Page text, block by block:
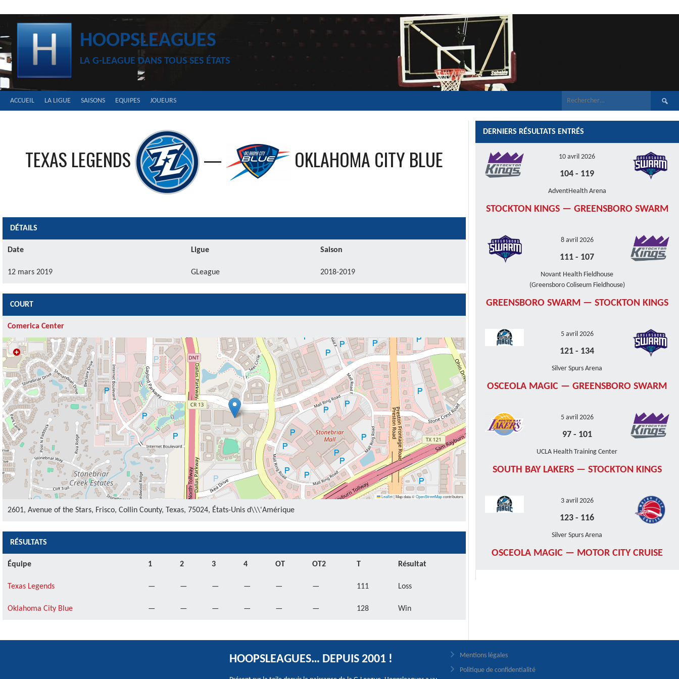
HOOPSLEAGUES
LA G-LEAGUE DANS TOUS SES ÉTATS
ACCUEIL LA LIGUE SAISONS EQUIPES JOUEURS
TEXAS LEGENDS — OKLAHOMA CITY BLUE
DÉTAILS
Date Ligue Saison
12 mars 2019 GLeague 2018-2019
COURT
Comerica Center
Leaflet|Map data ©OpenStreetMapcontributors
2601, Avenue of the Stars, Frisco, Collin County, Texas, 75024, États-Unis d\\\'Amérique
RÉSULTATS
Équipe 1 2 3 4 OT OT2 T Résultat
Texas Legends — — — — — — 111 Loss
Oklahoma City Blue — — — — — — 128 Win
DERNIERS RÉSULTATS ENTRÉS
10 avril 2026
104 - 119
AdventHealth Arena
STOCKTON KINGS — GREENSBORO SWARM
8 avril 2026
111 - 107
Novant Health Fieldhouse
(Greensboro Coliseum Fieldhouse)
GREENSBORO SWARM — STOCKTON KINGS
5 avril 2026
121 - 134
Silver Spurs Arena
OSCEOLA MAGIC — GREENSBORO SWARM
5 avril 2026
97- 101
UCLA Health Training Center
SOUTH BAY LAKERS — STOCKTON KINGS
3 avril 2026
123 - 116
Silver Spurs Arena
OSCEOLA MAGIC — MOTOR CITY CRUISE
HOOPSLEAGUES… DEPUIS 2001 !
Mentions légales
Politique de confidentialité